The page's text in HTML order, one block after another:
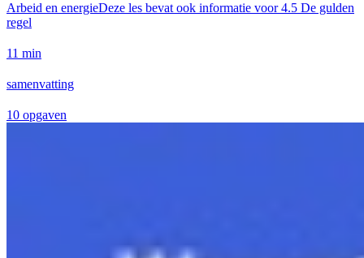
Arbeid en energieDeze les bevat ook informatie voor 4.5 De gulden
regel
11 min
samenvatting
10 opgaven